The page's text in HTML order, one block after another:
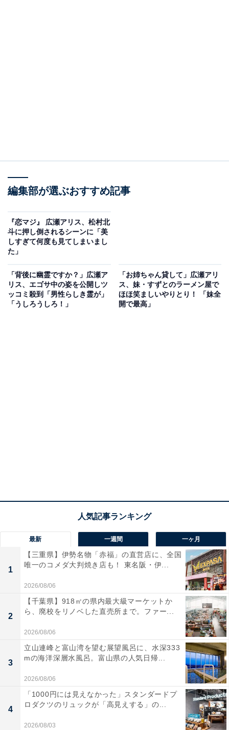
編集部が選ぶおすすめ記事
『恋マジ』 広瀬アリス、松村北
斗に押し倒されるシーンに「美
しすぎて何度も見てしまいまし
た」
「背後に幽霊ですか？」広瀬ア
リス、エゴサ中の姿を公開しツ
ッコミ殺到「男性らしき霊が」
「うしろうしろ！」
「お姉ちゃん貸して」広瀬アリ
ス、妹・すずとのラーメン屋で
ほほ笑ましいやりとり！ 「妹全
開で最高」
最新 一週間 一ヶ月
1
【三重県】伊勢名物「赤福」の直営店に、全国
唯一のコメダ大判焼き店も！ 東名阪・伊...
2026/08/06
2
【千葉県】918㎡の県内最大級マーケットか
ら、廃校をリノベした直売所まで。ファー...
2026/08/06
3
立山連峰と富山湾を望む展望風呂に、水深333
mの海洋深層水風呂。富山県の人気日帰...
2026/08/06
4
「1000円には見えなかった」スタンダードプ
ロダクツのリュックが「高見えする」の...
2026/08/03